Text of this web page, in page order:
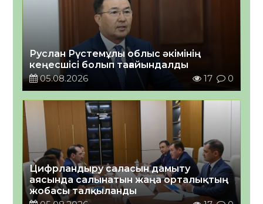
Руслан Рүстемұлы облыс әкімінің
кеңесшісі болып тағайындалды
05.08.2026
17 0
Цифрландыру саласын дамыту
аясында салынатын жаңа орталықтың
жобасы талқыланды